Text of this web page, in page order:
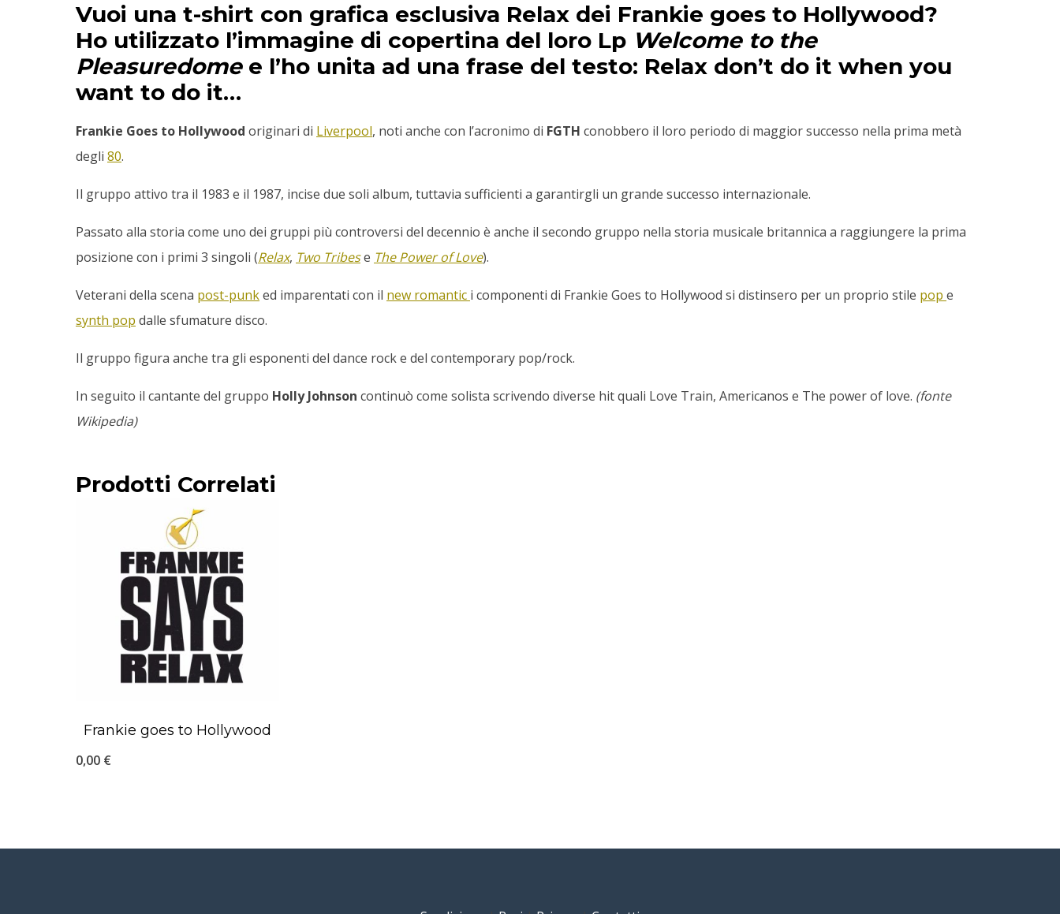
Vuoi una t-shirt con grafica esclusiva Relax dei Frankie goes to Hollywood?
Ho utilizzato l’immagine di copertina del loro Lp Welcome to the
Pleasuredomee l’ho unita ad una frase del testo: Relax don’t do it when you
want to do it…
Frankie Goes to Hollywood originari di Liverpool, noti anche con l’acronimo di FGTH conobbero il loro periodo di maggior successo nella prima metà
degli 80.
Il gruppo attivo tra il 1983 e il 1987, incise due soli album, tuttavia sufficienti a garantirgli un grande successo internazionale.
Passato alla storia come uno dei gruppi più controversi del decennio è anche il secondo gruppo nella storia musicale britannica a raggiungere la prima
posizione con i primi 3 singoli (Relax, Two Tribese The Power of Love).
Veterani della scena post-punked imparentati con il new romantic i componenti di Frankie Goes to Hollywood si distinsero per un proprio stile pop e
synth pop dalle sfumature disco.
Il gruppo figura anche tra gli esponenti del dance rock e del contemporary pop/rock.
In seguito il cantante del gruppo Holly Johnson continuò come solista scrivendo diverse hit quali Love Train, Americanos e The power of love. (fonte
Wikipedia)
Prodotti Correlati
Frankie goes to Hollywood
0,00 €